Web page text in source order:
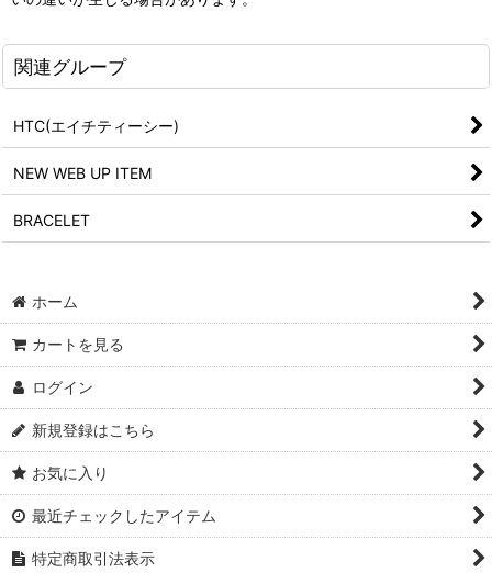
関連グループ
HTC(エイチティーシー)
NEW WEB UP ITEM
BRACELET
ホーム
カートを見る
ログイン
新規登録はこちら
お気に入り
最近チェックしたアイテム
特定商取引法表示